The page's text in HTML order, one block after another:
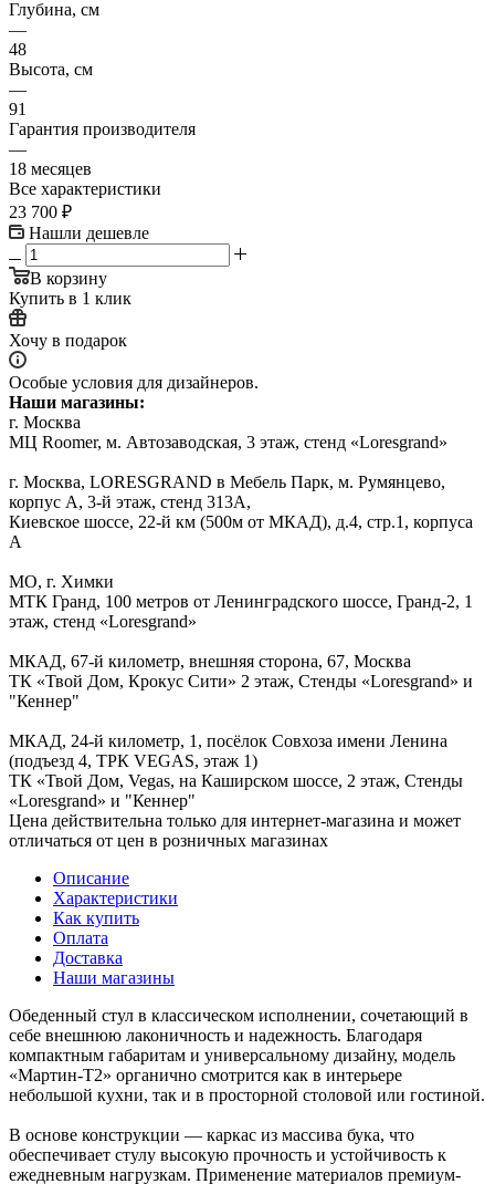
Глубина, см
—
48
Высота, см
—
91
Гарантия производителя
—
18 месяцев
Все характеристики
23 700 ₽
Нашли дешевле
В корзину
Купить в 1 клик
Хочу в подарок
Особые условия для дизайнеров.
Наши магазины:
г. Москва
МЦ Roomer, м. Автозаводская, 3 этаж, стенд «Loresgrand»
г. Москва, LORESGRAND в Мебель Парк, м. Румянцево,
корпус А, 3-й этаж, стенд 313А,
Киевское шоссе, 22-й км (500м от МКАД), д.4, стр.1, корпуса
А
МО, г. Химки
МТК Гранд, 100 метров от Ленинградского шоссе, Гранд-2, 1
этаж, стенд «Loresgrand»
МКАД, 67-й километр, внешняя сторона, 67, Москва
ТК «Твой Дом, Крокус Сити» 2 этаж, Стенды «Loresgrand» и
"Кеннер"
МКАД, 24-й километр, 1, посёлок Совхоза имени Ленина
(подъезд 4, ТРК VEGAS, этаж 1)
ТК «Твой Дом, Vegas, на Каширском шоссе, 2 этаж, Стенды
«Loresgrand» и "Кеннер"
Цена действительна только для интернет-магазина и может
отличаться от цен в розничных магазинах
Описание
Характеристики
Как купить
Оплата
Доставка
Наши магазины
Обеденный стул в классическом исполнении, сочетающий в
себе внешнюю лаконичность и надежность. Благодаря
компактным габаритам и универсальному дизайну, модель
«Мартин-Т2» органично смотрится как в интерьере
небольшой кухни, так и в просторной столовой или гостиной.
В основе конструкции — каркас из массива бука, что
обеспечивает стулу высокую прочность и устойчивость к
ежедневным нагрузкам. Применение материалов премиум-